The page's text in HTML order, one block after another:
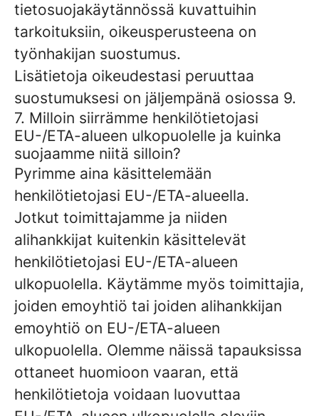
tietosuojakäytännössä kuvattuihin
tarkoituksiin, oikeusperusteena on
työnhakijan suostumus.
Lisätietoja oikeudestasi peruuttaa
suostumuksesi on jäljempänä osiossa 9.
7. Milloin siirrämme henkilötietojasi
EU-/ETA-alueen ulkopuolelle ja kuinka
suojaamme niitä silloin?
Pyrimme aina käsittelemään
henkilötietojasi EU-/ETA-alueella.
Jotkut toimittajamme ja niiden
alihankkijat kuitenkin käsittelevät
henkilötietojasi EU-/ETA-alueen
ulkopuolella. Käytämme myös toimittajia,
joiden emoyhtiö tai joiden alihankkijan
emoyhtiö on EU-/ETA-alueen
ulkopuolella. Olemme näissä tapauksissa
ottaneet huomioon vaaran, että
henkilötietoja voidaan luovuttaa